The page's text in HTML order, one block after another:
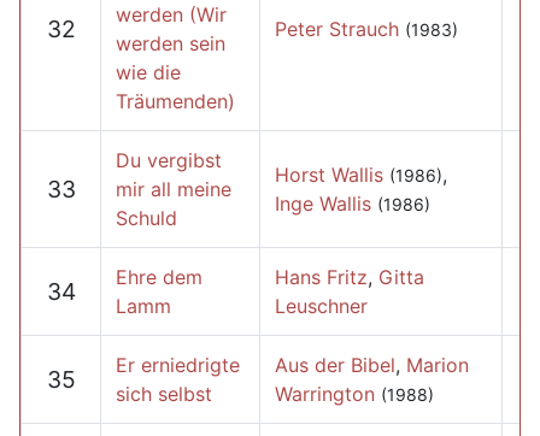
32
werden (Wir
werden sein
wie die
Träumenden)
Peter Strauch (1983)
33
Du vergibst
mir all meine
Schuld
Horst Wallis (1986),
Inge Wallis (1986)
34
Ehre dem
Lamm
Hans Fritz, Gitta
Leuschner
35
Er erniedrigte
sich selbst
Aus der Bibel, Marion
Warrington (1988)